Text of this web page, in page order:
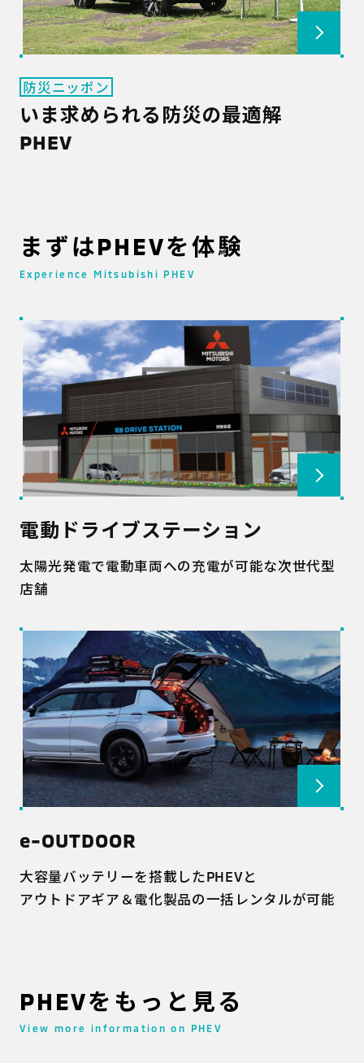
防災ニッポン
いま求められる防災の最適解
PHEV
まずはPHEVを体験
Experience Mitsubishi PHEV
電動ドライブステーション
太陽光発電で電動車両への充電が可能な次世代型
店舗
e-OUTDOOR
大容量バッテリーを搭載したPHEVと
アウトドアギア＆電化製品の一括レンタルが可能
PHEVをもっと見る
View more information on PHEV